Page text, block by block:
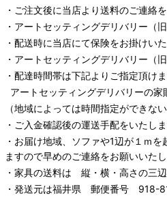
・ご注文後に当店より送料のご連絡を
・ アートセッティングデリバリー （
・配送時に当店にて保険をお掛けい
・ アートセッティングデリバリー （
・配達時間帯は下記よりご指定頂けま
アートセッティングデリバリーの家
（地域によっては時間指定ができな
・ご入金確認後の運送手配をいたし
・お届け地域、ソファや1辺が１ｍ
ますので早めのご連絡をお願いいたし
・家具の送料は 縦・横・高さの三
・発送元は福井県 郵便番号 918-